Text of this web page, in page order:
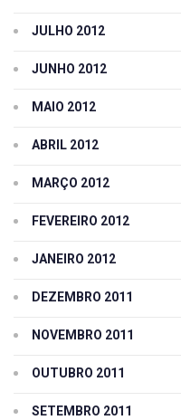
JULHO 2012
JUNHO 2012
MAIO 2012
ABRIL 2012
MARÇO 2012
FEVEREIRO 2012
JANEIRO 2012
DEZEMBRO 2011
NOVEMBRO 2011
OUTUBRO 2011
SETEMBRO 2011